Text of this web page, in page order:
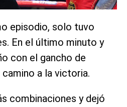
episodio, solo tuvo
En el último minuto y
con el gancho de
a la victoria.
combinaciones y dejó